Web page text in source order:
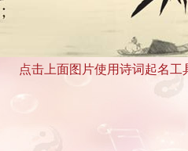
点击上面图片使用诗词起名工